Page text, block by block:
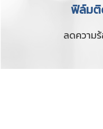
ฟิล์มติ
ลดความ